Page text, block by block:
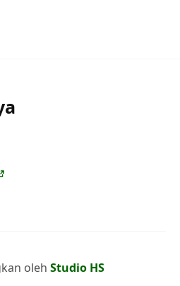
oleh Studio HS